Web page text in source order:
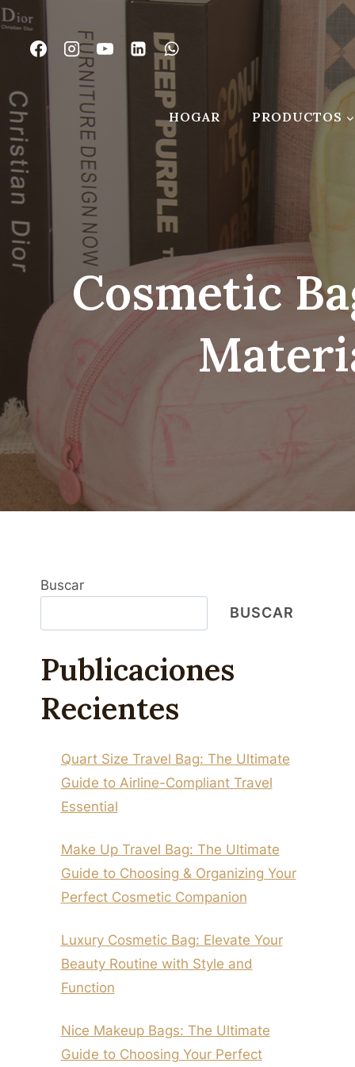
Saltar
al
Contenido
HOGAR PRODUCTOS
Cosmetic
Curling Iron Storage Bag: The
Buscar
BUSCAR
Publicaciones
Recientes
Quart Size Travel Bag: The Ultimate
Guide to Airline-Compliant Travel
Essential
Make Up Travel Bag: The Ultimate
Guide to Choosing & Organizing Your
Perfect Cosmetic Companion
Luxury Cosmetic Bag: Elevate Your
Beauty Routine with Style and
Function
Nice Makeup Bags: The Ultimate
Guide to Choosing Your Perfect